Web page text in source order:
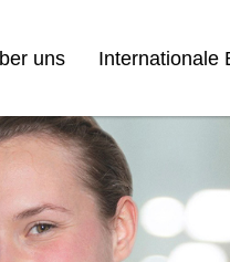
uns Internationale